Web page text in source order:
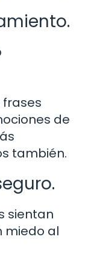
frases
de
también.
sientan
miedo al